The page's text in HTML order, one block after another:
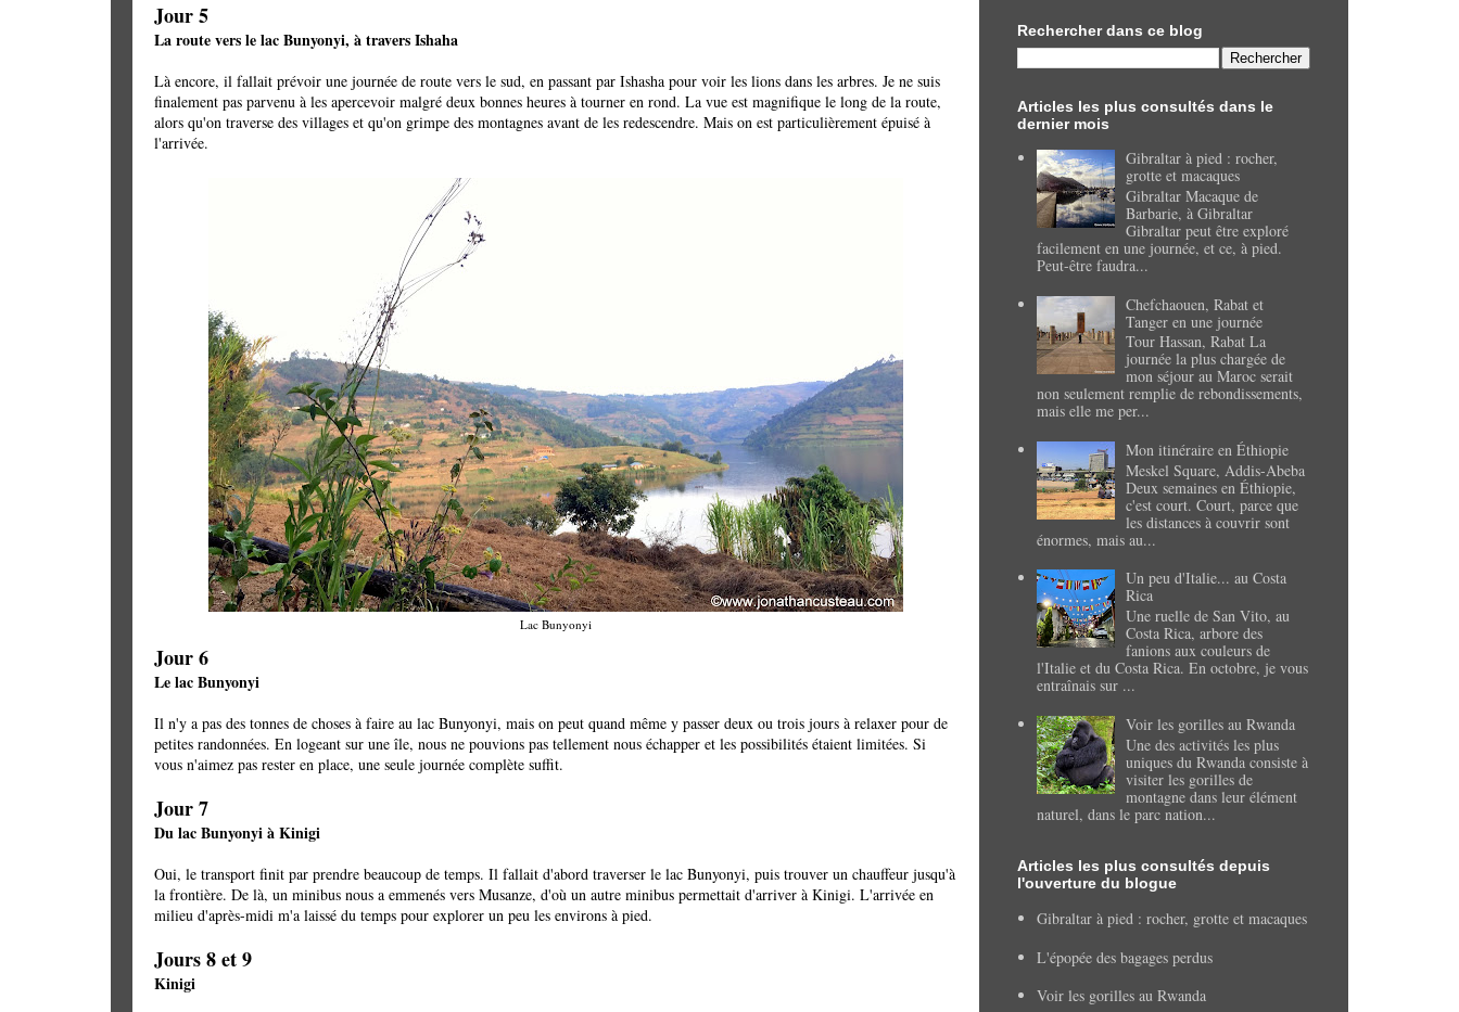
Jour 5
La route vers le lac Bunyonyi, à travers Ishaha
Là encore, il fallait prévoir une journée de route vers le sud, en passant par Ishasha pour voir les lions dans les arbres. Je ne suis
finalement pas parvenu à les apercevoir malgré deux bonnes heures à tourner en rond. La vue est magnifique le long de la route,
alors qu'on traverse des villages et qu'on grimpe des montagnes avant de les redescendre. Mais on est particulièrement épuisé à
l'arrivée.
Lac Bunyonyi
Jour 6
Le lac Bunyonyi
Il n'y a pas des tonnes de choses à faire au lac Bunyonyi, mais on peut quand même y passer deux ou trois jours à relaxer pour de
petites randonnées. En logeant sur une île, nous ne pouvions pas tellement nous échapper et les possibilités étaient limitées. Si
vous n'aimez pas rester en place, une seule journée complète suffit.
Jour 7
Du lac Bunyonyi à Kinigi
Oui, le transport finit par prendre beaucoup de temps. Il fallait d'abord traverser le lac Bunyonyi, puis trouver un chauffeur jusqu'à
la frontière. De là, un minibus nous a emmenés vers Musanze, d'où un autre minibus permettait d'arriver à Kinigi. L'arrivée en
milieu d'après-midi m'a laissé du temps pour explorer un peu les environs à pied.
Jours 8 et 9
Kinigi
Rechercher dans ce blog
Articles les plus consultés dans le
dernier mois
Gibraltar à pied : rocher,
grotte et macaques
Gibraltar Macaque de
Barbarie, à Gibraltar
Gibraltar peut être exploré
facilement en une journée, et ce, à pied.
Peut-être faudra...
Chefchaouen, Rabat et
Tanger en une journée
Tour Hassan, Rabat La
journée la plus chargée de
mon séjour au Maroc serait
non seulement remplie de rebondissements,
mais elle me per...
Mon itinéraire en Éthiopie
Meskel Square, Addis-Abeba
Deux semaines en Éthiopie,
c'est court. Court, parce que
les distances à couvrir sont
énormes, mais au...
Un peu d'Italie... au Costa
Rica
Une ruelle de San Vito, au
Costa Rica, arbore des
fanions aux couleurs de
l'Italie et du Costa Rica. En octobre, je vous
entraînais sur ...
Voir les gorilles au Rwanda
Une des activités les plus
uniques du Rwanda consiste à
visiter les gorilles de
montagne dans leur élément
naturel, dans le parc nation...
Articles les plus consultés depuis
l'ouverture du blogue
Gibraltar à pied : rocher, grotte et macaques
L'épopée des bagages perdus
Voir les gorilles au Rwanda